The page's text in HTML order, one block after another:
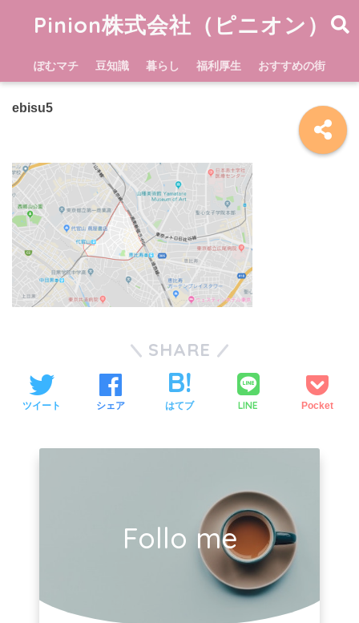
Pinion株式会社（ピニオン）
ぽむマチ 豆知識 暮らし 福利厚生 おすすめの街
ebisu5
SHARE
ツイート シェア はてブ LINE Pocket
Follo me